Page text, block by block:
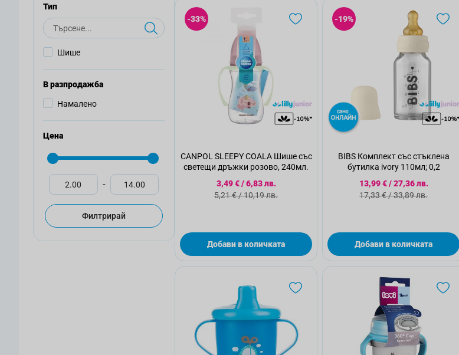
Тип
Търсене
Шише
В разпродажба
Намалено
Цена
-
Филтрирай
-33%
CANPOL SLEEPY COALA Шише със
светещи дръжки розово, 240мл.
Специална цена
3,49 €/6,83 лв.
Стандартна цена
5,21 €/10,19 лв.
Добави в количката
-19%
BIBS Комплект със стъклена
бутилка ivory 110мл; 0,2
Специална цена
13,99 €/27,36 лв.
Стандартна цена
17,33 €/33,89 лв.
Добави в количката